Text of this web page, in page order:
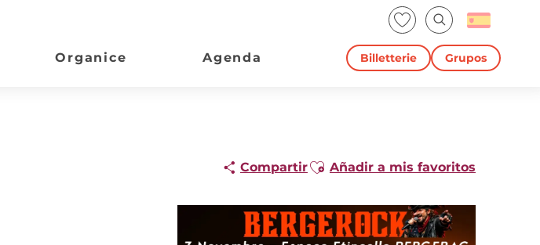
Voir les favoris
Buscar
Billetterie Grupos
Organice Agenda
CompartirAjouter aux favoris
Añadir a mis favoritos